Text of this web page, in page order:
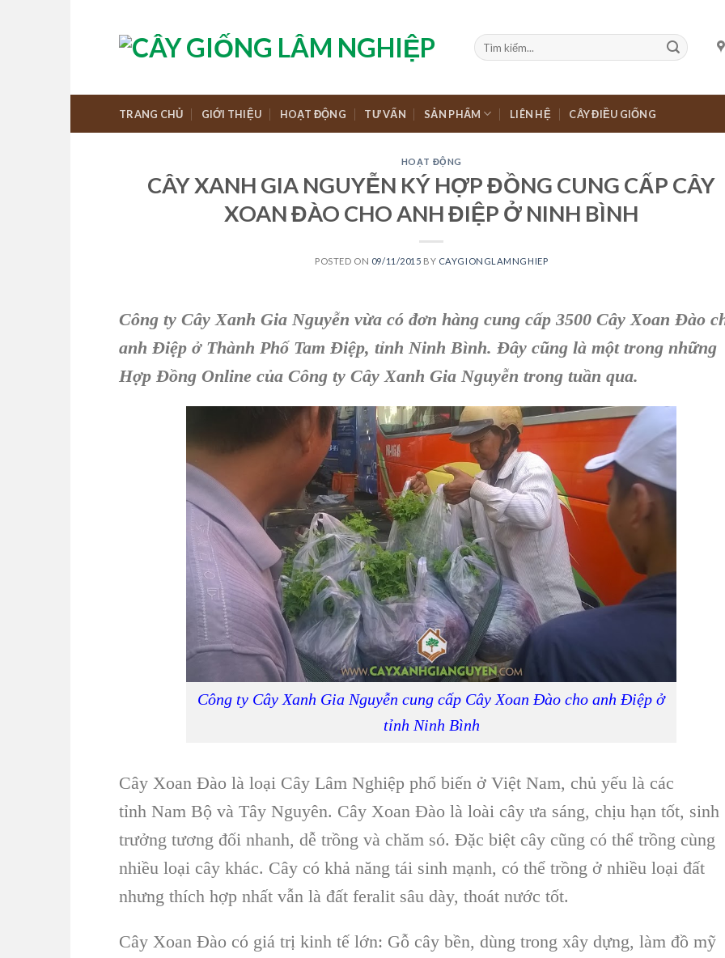
TRANG CHỦ GIỚI THIỆU HOẠT ĐỘNG TƯ VẤN SẢN PHẨM LIÊN HỆ CÂY ĐIỀU GIỐNG
HOẠT ĐỘNG
CÂY XANH GIA NGUYỄN KÝ HỢP ĐỒNG CUNG CẤP CÂY
XOAN ĐÀO CHO ANH ĐIỆP Ở NINH BÌNH
POSTED ON 09/11/2015 BY CAYGIONGLAMNGHIEP
Công ty Cây Xanh Gia Nguyễn vừa có đơn hàng cung cấp 3500 Cây Xoan Đào
anh Điệp ở Thành Phố Tam Điệp, tỉnh Ninh Bình. Đây cũng là một trong những
Hợp Đồng Online của Công ty Cây Xanh Gia Nguyễn trong tuần qua.
Công ty Cây Xanh Gia Nguyễn cung cấp Cây Xoan Đào cho anh Điệp ở
tỉnh Ninh Bình
Cây Xoan Đào là loại Cây Lâm Nghiệp phổ biến ở Việt Nam, chủ yếu là các
tỉnh Nam Bộ và Tây Nguyên. Cây Xoan Đào là loài cây ưa sáng, chịu hạn tốt, sinh
trưởng tương đối nhanh, dễ trồng và chăm só. Đặc biệt cây cũng có thể trồng cùng
nhiều loại cây khác. Cây có khả năng tái sinh mạnh, có thể trồng ở nhiều loại đất
nhưng thích hợp nhất vẫn là đất feralit sâu dày, thoát nước tốt.
Cây Xoan Đào có giá trị kinh tế lớn: Gỗ cây bền, dùng trong xây dựng, làm đồ mỹ